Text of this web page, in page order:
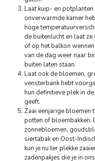
Laat kuip- en
onverwarmde kamer
hoge
de buitenlucht en laat
of op het balkon
van de dag weer naar
buiten laten staan.
Laat ook de bloemen,
vensterbank hebt
hun definitieve plek in
geeft.
Zaai eenjarige bloemen
potten of bloembakken.
zonnebloemen,
siertabak en Oost-
kun je nu ter plekke
zadenpakjes die je in